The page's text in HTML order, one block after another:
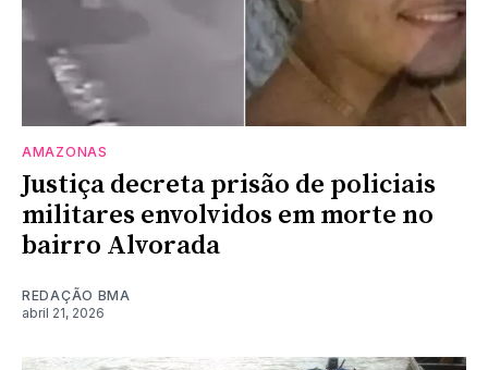
AMAZONAS
Justiça decreta prisão de policiais
militares envolvidos em morte no
bairro Alvorada
REDAÇÃO BMA
abril 21, 2026